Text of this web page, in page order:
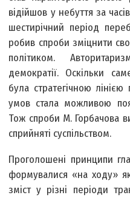
відійшов у небуття за
шестирічний період
робив спроби зміцнити
політиком.
демократії. Оскільки
була стратегічною
умов стала можливою
Тож спроби М. Горбачова
сприйняті суспільством.
Проголошені принципи
формувалися «на ходу»
зміст у різні періоди